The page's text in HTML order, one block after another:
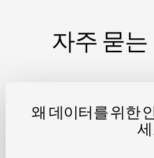
자주 묻는
왜 데이터를 위한